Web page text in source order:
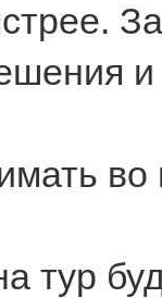
и
тур